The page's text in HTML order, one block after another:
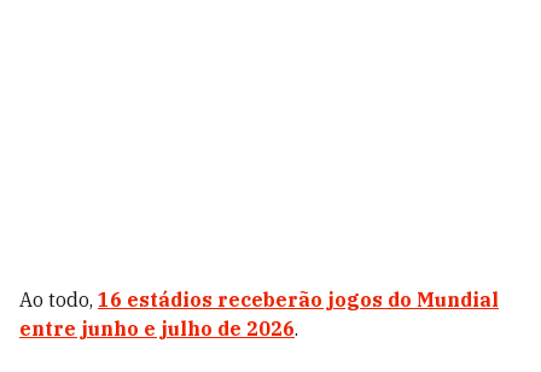
Ao todo, 16 estádios receberão jogos do Mundial
entre junho e julho de 2026.